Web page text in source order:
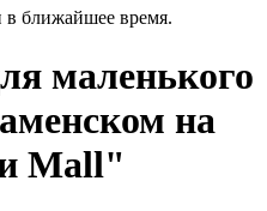
ближайшее время.
маленького
на
Mall"